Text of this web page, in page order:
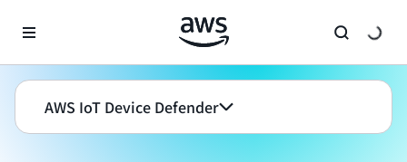
AWS IoT Device Defender